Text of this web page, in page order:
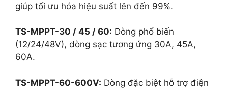
giúp tối ưu hóa hiệu suất lên đến 99%.
TS-MPPT-30 / 45 / 60: Dòng phổ biến
(12/24/48V), dòng sạc tương ứng 30A, 45A,
60A.
TS-MPPT-60-600V: Dòng đặc biệt hỗ trợ điện